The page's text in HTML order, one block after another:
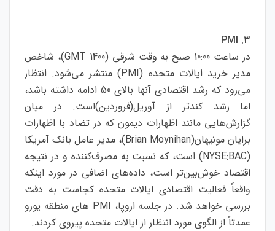
3.
PMI
در ساعت 10:00 صبح به وقت شرقی (1400 GMT)، شاخص
مدیر خرید ایالات متحده (PMI) منتشر می‌شود. انتظار
می‌رود که رشد اقتصادی آنها بالای 50 ادامه داشته باشد،
اما رشد کندتر از آوریل(فروردین)است. در میان
گزارش‌هایی مانند اظهارات دیمون که در تضاد با اظهارات
برایان مونیهان(Brian Moynihan)، مدیر عامل بانک آمریکا
(NYSE:BAC) است، که نسبت به مصرف‌کننده و در نتیجه
اقتصاد خوش‌بین‌تر است، داده‌های اضافی در مورد اینکه
واقعاً فعالیت اقتصادی ایالات متحده کجاست به دقت
بررسی خواهد شد. در جلسه اروپا، PMI های منطقه یورو
عمدتاً از الگوی مورد انتظار از ایالات متحده پیروی کردند.